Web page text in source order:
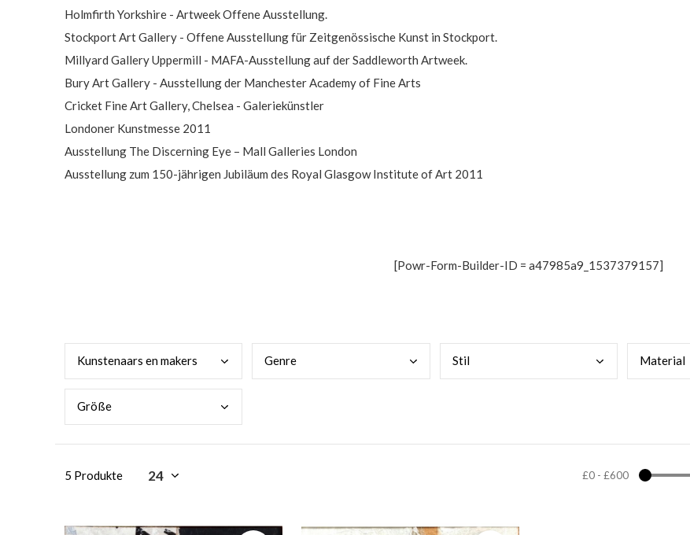
Holmfirth Yorkshire - Artweek Offene Ausstellung.
Stockport Art Gallery - Offene Ausstellung für Zeitgenössische Kunst in Stockport.
Millyard Gallery Uppermill - MAFA-Ausstellung auf der Saddleworth Artweek.
Bury Art Gallery - Ausstellung der Manchester Academy of Fine Arts
Cricket Fine Art Gallery, Chelsea - Galeriekünstler
Londoner Kunstmesse 2011
Ausstellung The Discerning Eye – Mall Galleries London
Ausstellung zum 150-jährigen Jubiläum des Royal Glasgow Institute of Art 2011
[Powr-Form-Builder-ID = a47985a9_1537379157]
Kunstenaars en makers Genre Stil Material
Größe
5 Produkte £0- £600